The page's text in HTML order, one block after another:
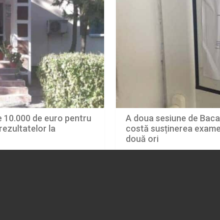
10.000 de euro pentru
la
A doua sesiune de
costă susținerea
două ori